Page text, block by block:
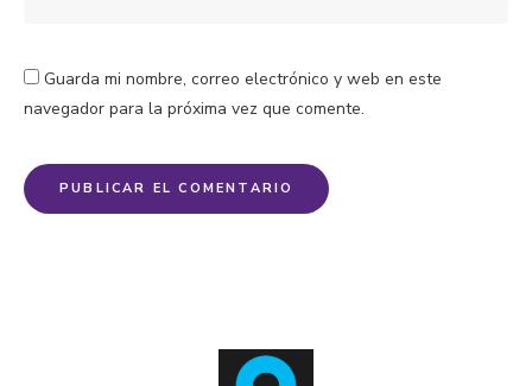
Guarda mi nombre, correo electrónico y web en este
navegador para la próxima vez que comente.